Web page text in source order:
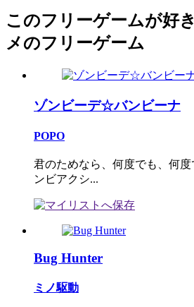
このフリーゲームが好
メのフリーゲーム
ゾンビーデ☆バンビーナ
POPO
君のためなら、何度でも、何
ンビアクシ...
Bug Hunter
ミノ駆動